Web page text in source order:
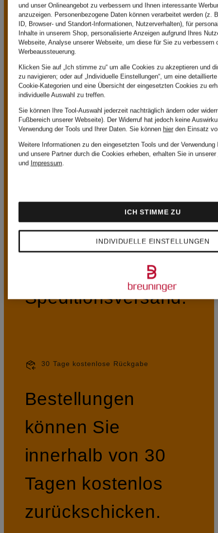
149€
Ab einem
Bestellwert von
149€ oder bei
Zahlung mit der
Breuninger Card ist
kostenlos. Hiervon
ausgenommen sind
Speditionsversand.
30 Tage kostenlose Rückgabe
Bestellungen
können Sie
innerhalb von 30
Tagen kostenlos
zurückschicken.
und unser Onlineangebot zu verbessern und Ihnen interessante
anzuzeigen. Personenbezogene Daten können verarbeitet werden (z.
ID, Browser- und Standort-Informationen, Nutzerverhalten), für
Inhalte in unserem Shop, personalisierte Anzeigen aufgrund Ihres
Webseite, Analyse unserer Webseite, um diese für Sie zu verbessern
Werbeaussteuerung.
Klicken Sie auf „Ich stimme zu“ um alle Cookies zu akzeptieren und
zu navigieren; oder auf „Individuelle Einstellungen“, um eine
Cookie-Kategorien und eine Übersicht der eingesetzten Cookies zu
individuelle Auswahl zu treffen.
Sie können Ihre Tool-Auswahl jederzeit nachträglich ändern oder
Fußbereich unserer Webseite). Der Widerruf hat jedoch keine
Verwendung der Tools und Ihrer Daten. Sie können hierden Einsatz
Weitere Informationen zu den eingesetzten Tools und der Verwendung
und unsere Partner durch die Cookies erheben, erhalten Sie in unserer
und Impressum.
INDIVIDUELLE EINSTELLUNGEN
ICH STIMME ZU